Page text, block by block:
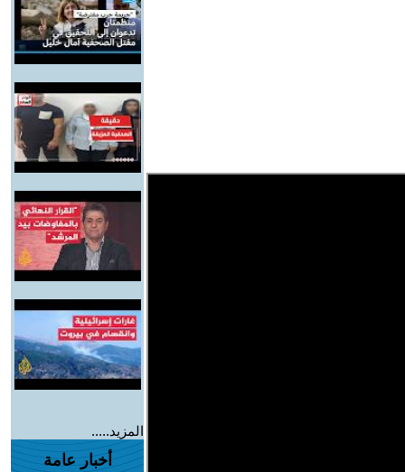
المزيد.....
أخبار عامة